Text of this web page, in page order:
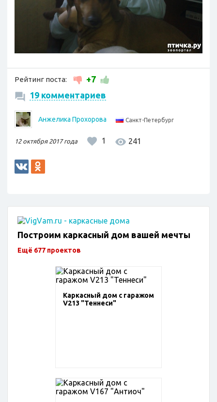
Рейтинг поста:
+7
19 комментариев
Анжелика Прохорова Санкт-Петербург
12 октября 2017 года 1 241
Построим каркасный дом вашей мечты
Ещё 677 проектов
Каркасный дом с гаражом
V213 "Теннеси"